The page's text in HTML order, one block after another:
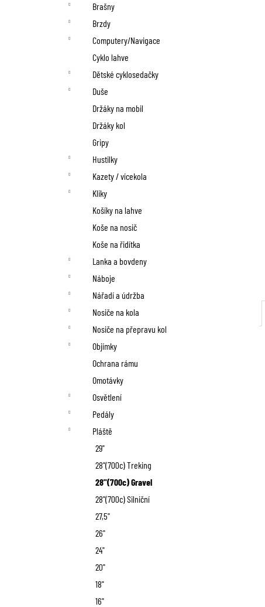
Brašny
Brzdy
Computery/Navigace
Cyklo lahve
Dětské cyklosedačky
Duše
Držáky na mobil
Držáky kol
Gripy
Hustilky
Kazety / vícekola
Kliky
Košíky na lahve
Koše na nosič
Koše na řidítka
Lanka a bovdeny
Náboje
Nářadí a údržba
Nosiče na kola
Nosiče na přepravu kol
Objímky
Ochrana rámu
Omotávky
Osvětlení
Pedály
Pláště
29"
28"(700c) Treking
28"(700c) Gravel
28"(700c) Silniční
27,5"
26"
24"
20"
18"
16"